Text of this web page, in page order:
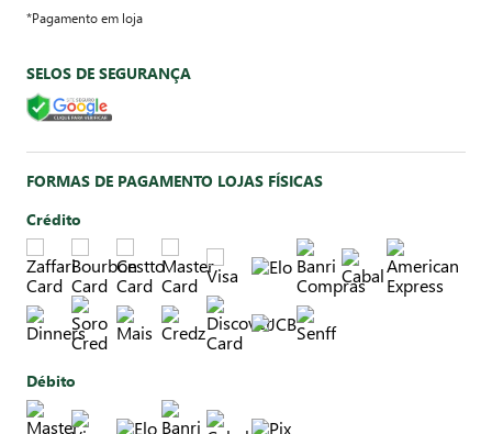
*Pagamento em loja
SELOS DE SEGURANÇA
FORMAS DE PAGAMENTO LOJAS FÍSICAS
Crédito
Débito